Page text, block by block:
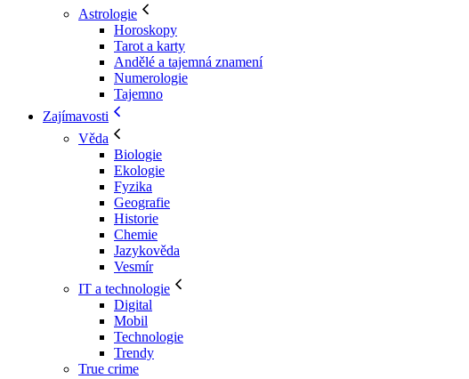
Astrologie
Horoskopy
Tarot a karty
Andělé a tajemná znamení
Numerologie
Tajemno
Zajímavosti
Věda
Biologie
Ekologie
Fyzika
Geografie
Historie
Chemie
Jazykověda
Vesmír
IT a technologie
Digital
Mobil
Technologie
Trendy
True crime